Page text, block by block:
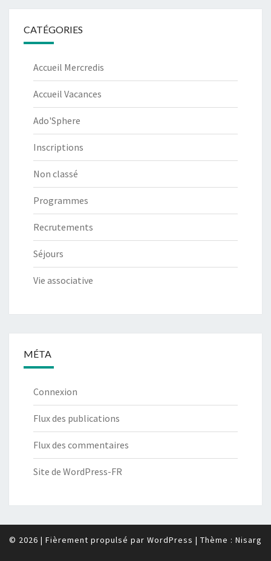
CATÉGORIES
Accueil Mercredis
Accueil Vacances
Ado'Sphere
Inscriptions
Non classé
Programmes
Recrutements
Séjours
Vie associative
MÉTA
Connexion
Flux des publications
Flux des commentaires
Site de WordPress-FR
© 2026 | Fièrement propulsé par WordPress | Thème : Nisarg